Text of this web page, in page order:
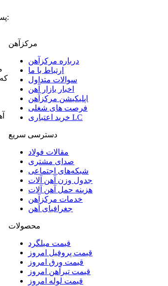
:
مرکزآهن
درباره مرکزآهن
ارتباط با ما
سوالات متداول
اخبار بازار آهن
اپلیکیشن مرکزآهن
فرصت های شغلی
خرید اعتباری LC
دسترسی سریع
مقالات فولاد
صدای مشتری
شبکه‌های اجتماعی
جدول وزن آهن آلات
هزینه حمل آهن آلات
خدمات مرکزآهن
جغرافیای آهن
محصولات
قیمت میلگرد
قیمت پروفیل امروز
قیمت ورق امروز
قیمت تیرآهن امروز
قیمت لوله امروز